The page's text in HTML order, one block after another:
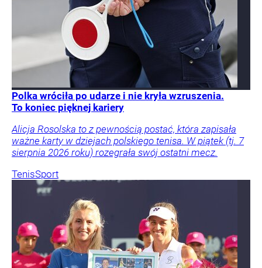
Polka wróciła po udarze i nie kryła wzruszenia.
To koniec pięknej kariery
Alicja Rosolska to z pewnością postać, która zapisała
ważne karty w dziejach polskiego tenisa. W piątek (tj. 7
sierpnia 2026 roku) rozegrała swój ostatni mecz.
TenisSport